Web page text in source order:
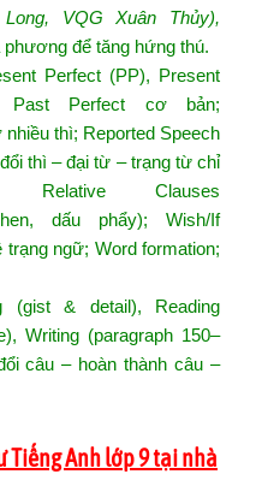
VQG Xuân Thủy),
để tăng hứng thú.
Perfect (PP), Present
Past Perfect cơ bản;
thì; Reported Speech
thì – đại từ – trạng từ chỉ
Clauses
when, dấu phẩy); Wish/If
trạng ngữ; Word formation;
(gist & detail), Reading
Writing (paragraph 150–
câu – hoàn thành câu –
Tiếng Anh lớp 9 tại nhà